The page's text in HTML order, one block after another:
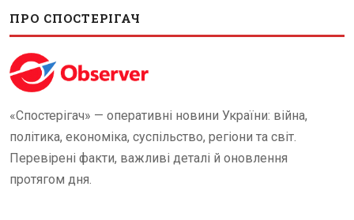
ПРО СПОСТЕРІГАЧ
«Спостерігач» — оперативні новини України: війна,
політика, економіка, суспільство, регіони та світ.
Перевірені факти, важливі деталі й оновлення
протягом дня.